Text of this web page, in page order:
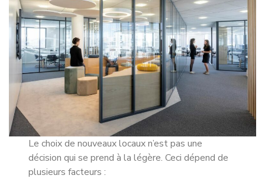
Le choix de nouveaux locaux n’est pas une
décision qui se prend à la légère. Ceci dépend de
plusieurs facteurs :